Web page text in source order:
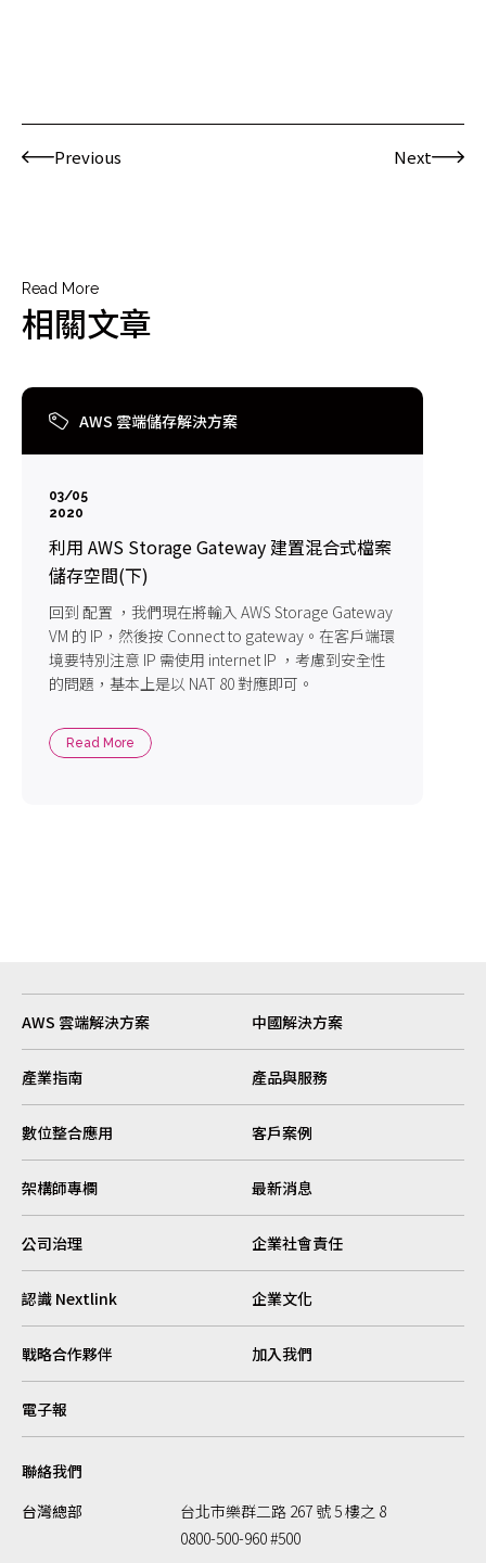
Previous Next
Read More
相關文章
AWS 雲端儲存解決方案
03/05
2020
利用 AWS Storage Gateway 建置混合式檔案
儲存空間(下)
回到 配置 ，我們現在將輸入 AWS Storage Gateway
VM 的 IP，然後按 Connect to gateway。在客戶端環
境要特別注意 IP 需使用 internet IP ，考慮到安全性
的問題，基本上是以 NAT 80 對應即可。
Read More
AWS 雲端解決方案 中國解決方案
產業指南 產品與服務
數位整合應用 客戶案例
架構師專欄 最新消息
公司治理 企業社會責任
認識 Nextlink 企業文化
戰略合作夥伴 加入我們
電子報
聯絡我們
台灣總部
台北市樂群二路 267 號 5 樓之 8
0800-500-960 #500